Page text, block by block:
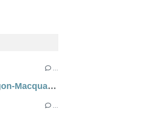
…
Les Rougon-Macquart, d’à peu près Emile Zola
…